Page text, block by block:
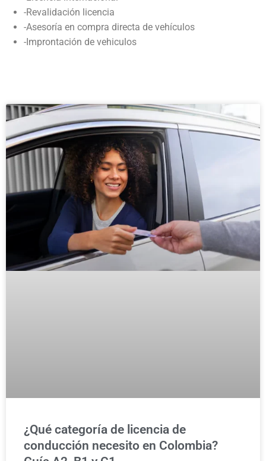
-Revalidación licencia
-Asesoría en compra directa de vehículos
-Improntación de vehiculos
¿Qué categoría de licencia de
conducción necesito en Colombia?